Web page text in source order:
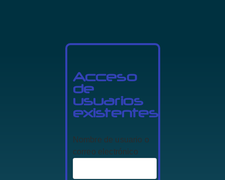
Acceso
de
usuarios
existentes
Nombre de usuario o
correo electrónico